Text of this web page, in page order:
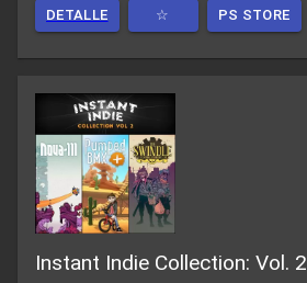
DETALLE ☆ PS STORE
Instant Indie Collection: Vol. 2